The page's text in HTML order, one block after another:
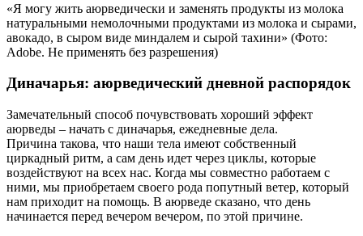
«Я могу жить аюрведически и заменять продукты из молока
натуральными немолочными продуктами из молока и сырами,
авокадо, в сыром виде миндалем и сырой тахини» (Фото:
Adobe. Не применять без разрешения)
Диначарья: аюрведический дневной распорядок
Замечательный способ почувствовать хороший эффект
аюрведы – начать с диначарья, ежедневные дела.
Причина такова, что наши тела имеют собственный
циркадный ритм, а сам день идет через циклы, которые
воздействуют на всех нас. Когда мы совместно работаем с
ними, мы приобретаем своего рода попутный ветер, который
нам приходит на помощь. В аюрведе сказано, что день
начинается перед вечером вечером, по этой причине.